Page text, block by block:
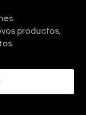
productos,